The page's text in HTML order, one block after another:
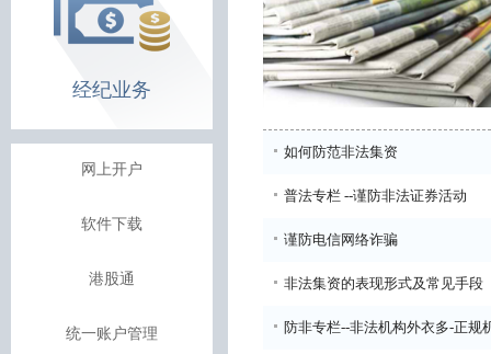
经纪业务
网上开户
软件下载
港股通
统一账户管理
如何防范非法集资
普法专栏 --谨防非法证券活动
谨防电信网络诈骗
非法集资的表现形式及常见手段
防非专栏--非法机构外衣多-正规